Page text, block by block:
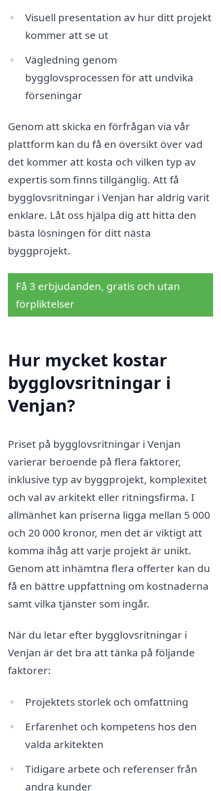
Visuell presentation av hur ditt projekt
kommer att se ut
Vägledning genom
bygglovsprocessen för att undvika
förseningar
Genom att skicka en förfrågan via vår
plattform kan du få en översikt över vad
det kommer att kosta och vilken typ av
expertis som finns tillgänglig. Att få
bygglovsritningar i Venjan har aldrig varit
enklare. Låt oss hjälpa dig att hitta den
bästa lösningen för ditt nästa
byggprojekt.
Få 3 erbjudanden, gratis och utan
förpliktelser
Hur mycket kostar
bygglovsritningar i
Venjan?
Priset på bygglovsritningar i Venjan
varierar beroende på flera faktorer,
inklusive typ av byggprojekt, komplexitet
och val av arkitekt eller ritningsfirma. I
allmänhet kan priserna ligga mellan 5 000
och 20 000 kronor, men det är viktigt att
komma ihåg att varje projekt är unikt.
Genom att inhämtna flera offerter kan du
få en bättre uppfattning om kostnaderna
samt vilka tjänster som ingår.
När du letar efter bygglovsritningar i
Venjan är det bra att tänka på följande
faktorer:
Projektets storlek och omfattning
Erfarenhet och kompetens hos den
valda arkitekten
Tidigare arbete och referenser från
andra kunder